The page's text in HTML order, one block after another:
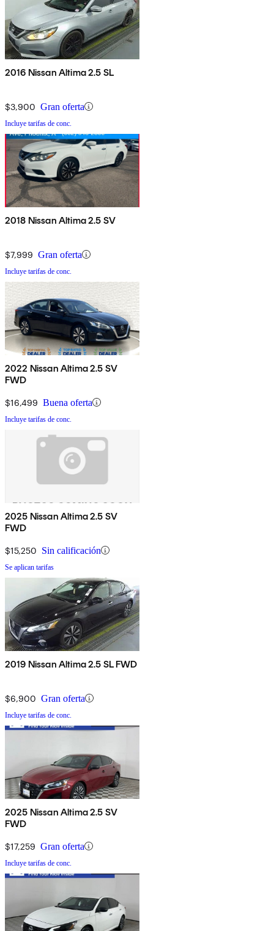
2016 Nissan Altima 2.5 SL
$3,900 Gran oferta
Incluye tarifas de conc.
2018 Nissan Altima 2.5 SV
$7,999 Gran oferta
Incluye tarifas de conc.
2022 Nissan Altima 2.5 SV
FWD
$16,499 Buena oferta
Incluye tarifas de conc.
2025 Nissan Altima 2.5 SV
FWD
$15,250 Sin calificación
Se aplican tarifas
2019 Nissan Altima 2.5 SL FWD
$6,900 Gran oferta
Incluye tarifas de conc.
2025 Nissan Altima 2.5 SV
FWD
$17,259 Gran oferta
Incluye tarifas de conc.